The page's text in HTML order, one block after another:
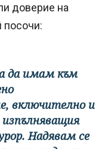
доверие на
посочи:
да имам към
включително и
Надявам се